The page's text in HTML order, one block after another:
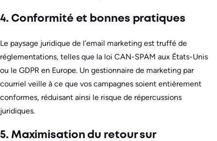
4. Conformité et bonnes pratiques
Le paysage juridique de l’email marketing est truffé de
réglementations, telles que la loi CAN-SPAM aux États-Unis
ou le GDPR en Europe. Un gestionnaire de marketing par
courriel veille à ce que vos campagnes soient entièrement
conformes, réduisant ainsi le risque de répercussions
juridiques.
5. Maximisation du retour sur